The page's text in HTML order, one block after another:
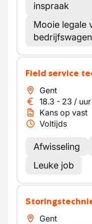
inspraak
Mooie legale
Field service
Gent
18.3 - 23 / uur
Kans op vast
Voltijds
Afwisseling
Leuke job
Gent